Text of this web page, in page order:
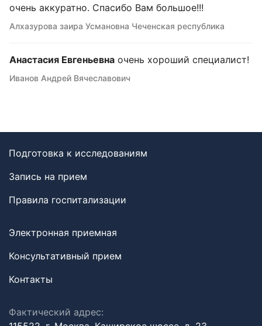
очень аккуратно. Спасибо Вам большое!!!
Алхазурова заира Усмановна Чеченская республика
Анастасия Евгеньевна очень хороший специалист!
Иванов Андрей Вячеславович
Подготовка к исследованиям
Запись на прием
Правила госпитализации
Электронная приемная
Консультативный прием
Контакты
Фактический адрес: